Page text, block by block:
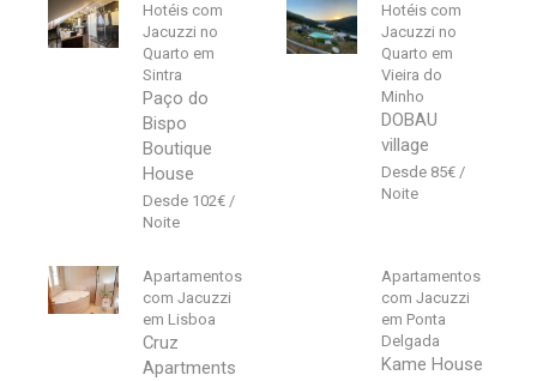
Hotéis com
Jacuzzi no
Quarto em
Sintra
Paço do
Bispo
Boutique
House
102€
Hotéis com
Jacuzzi no
Quarto em
Vieira do
Minho
DOBAU
village
85€
Apartamentos
com Jacuzzi
em Lisboa
Cruz
Apartments
Apartamentos
com Jacuzzi
em Ponta
Delgada
Kame House